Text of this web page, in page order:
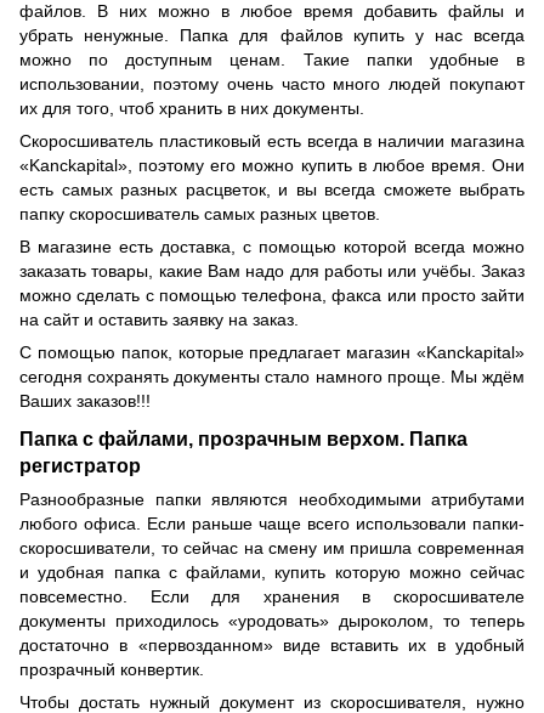
файлов. В них можно в любое время добавить файлы и
убрать ненужные. Папка для файлов купить у нас всегда
можно по доступным ценам. Такие папки удобные в
использовании, поэтому очень часто много людей покупают
их для того, чтоб хранить в них документы.
Скоросшиватель пластиковый есть всегда в наличии магазина
«Kanckapital», поэтому его можно купить в любое время. Они
есть самых разных расцветок, и вы всегда сможете выбрать
папку скоросшиватель самых разных цветов.
В магазине есть доставка, с помощью которой всегда можно
заказать товары, какие Вам надо для работы или учёбы. Заказ
можно сделать с помощью телефона, факса или просто зайти
на сайт и оставить заявку на заказ.
С помощью папок, которые предлагает магазин «Kanckapital»
сегодня сохранять документы стало намного проще. Мы ждём
Ваших заказов!!!
Папка с файлами, прозрачным верхом. Папка
регистратор
Разнообразные папки являются необходимыми атрибутами
любого офиса. Если раньше чаще всего использовали папки-
скоросшиватели, то сейчас на смену им пришла современная
и удобная папка с файлами, купить которую можно сейчас
повсеместно. Если для хранения в скоросшивателе
документы приходилось «уродовать» дыроколом, то теперь
достаточно в «первозданном» виде вставить их в удобный
прозрачный конвертик.
Чтобы достать нужный документ из скоросшивателя, нужно